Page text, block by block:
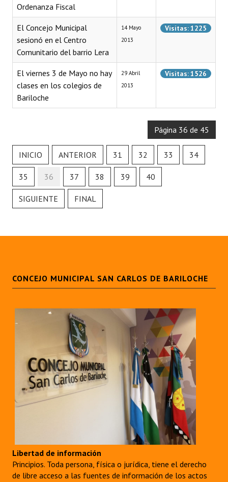
Huéspedes de Honor - Registro
Antiguos Pobladores - Registro
Reconocimientos - Registro
Bariloche, Municipio intercultural
Ordenanza Fiscal
El Concejo Municipal
sesionó en el Centro
Comunitario del barrio Lera
14 Mayo
2013
Visitas: 1225
El viernes 3 de Mayo no hay
clases en los colegios de
Bariloche
29 Abril
2013
Visitas: 1526
Página 36 de 45
INICIO ANTERIOR 31 32 33 34
35 36 37 38 39 40
SIGUIENTE FINAL
CONCEJO MUNICIPAL SAN CARLOS DE BARILOCHE
Libertad de información
Principios. Toda persona, física o jurídica, tiene el derecho
de libre acceso a las fuentes de información de los actos